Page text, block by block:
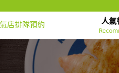
店排隊預約 人氣